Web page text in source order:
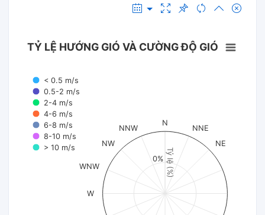
Tỷ lệ (%)
TỶ LỆ HƯỚNG GIÓ VÀ CƯỜNG ĐỘ GIÓ
< 0.5 m/s
0.5-2 m/s
2-4 m/s
4-6 m/s
6-8 m/s
8-10 m/s
> 10 m/s
N
NNE
NE
W
WNW
NW
NNW
0%